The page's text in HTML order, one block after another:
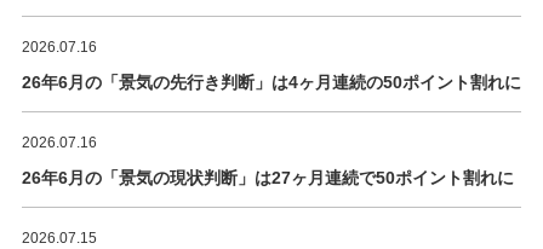
2026.07.16
26年6月の「景気の先行き判断」は4ヶ月連続の50ポイント割れに
2026.07.16
26年6月の「景気の現状判断」は27ヶ月連続で50ポイント割れに
2026.07.15